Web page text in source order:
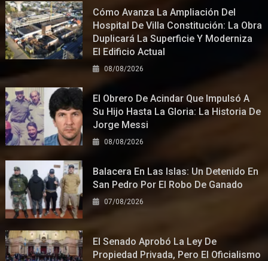
Cómo Avanza La Ampliación Del
Hospital De Villa Constitución: La Obra
Duplicará La Superficie Y Moderniza
El Edificio Actual
08/08/2026
El Obrero De Acindar Que Impulsó A
Su Hijo Hasta La Gloria: La Historia De
Jorge Messi
08/08/2026
Balacera En Las Islas: Un Detenido En
San Pedro Por El Robo De Ganado
07/08/2026
El Senado Aprobó La Ley De
Propiedad Privada, Pero El Oficialismo